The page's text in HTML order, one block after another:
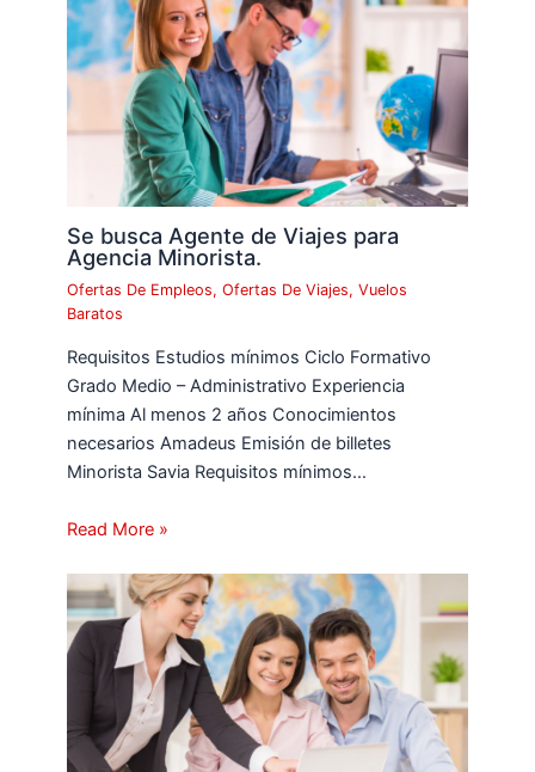
Se busca Agente de Viajes para
Agencia Minorista.
Ofertas De Empleos,Ofertas De Viajes,Vuelos
Baratos
Requisitos Estudios mínimos Ciclo Formativo
Grado Medio – Administrativo Experiencia
mínima Al menos 2 años Conocimientos
necesarios Amadeus Emisión de billetes
Minorista Savia Requisitos mínimos…
Read More »